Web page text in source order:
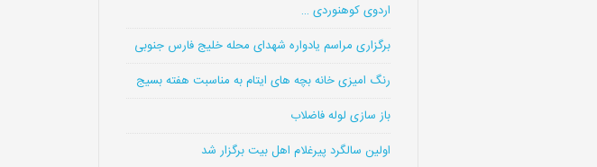
اردوی کوهنوردی …
برگزاری مراسم یادواره شهدای محله خلیج فارس جنوبی
رنگ امیزی خانه بچه های ایتام به مناسبت هفته بسیج
باز سازی لوله فاضلاب
اولین سالگرد پیرغلام اهل بیت برگزار شد